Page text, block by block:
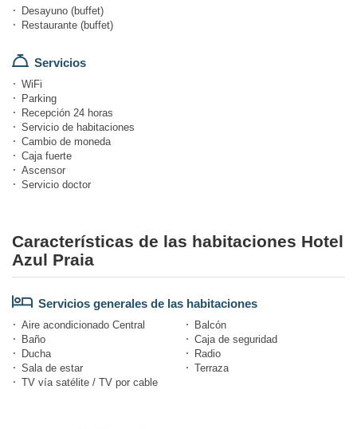
Desayuno (buffet)
Restaurante (buffet)
Servicios
WiFi
Parking
Recepción 24 horas
Servicio de habitaciones
Cambio de moneda
Caja fuerte
Ascensor
Servicio doctor
Características de las habitaciones Hotel
Azul Praia
Servicios generales de las habitaciones
Aire acondicionado Central
Balcón
Baño
Caja de seguridad
Ducha
Radio
Sala de estar
Terraza
TV vía satélite / TV por cable